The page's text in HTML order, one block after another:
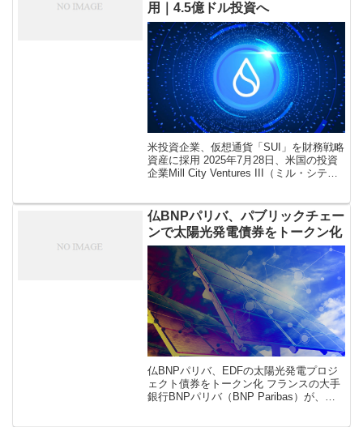
用｜4.5億ドル投資へ
米投資企業、仮想通貨「SUI」を財務戦略
資産に採用 2025年7月28日、米国の投資
企業Mill City Ventures III（ミル・シテ
[…]
仏BNPパリバ、パブリックチェー
ンで太陽光発電債券をトークン化
仏BNPパリバ、EDFの太陽光発電プロジ
ェクト債券をトークン化 フランスの大手
銀行BNPパリバ（BNP Paribas）が、フ